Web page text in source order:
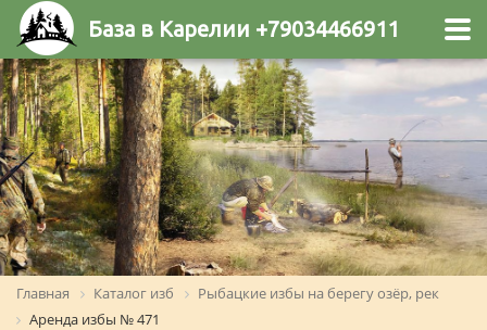
База в Карелии +79034466911
Главная Каталог изб
Рыбацкие избы на берегу озёр, рек
Аренда избы № 471